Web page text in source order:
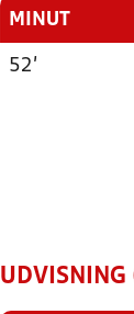
MINUT
52'
UDVISNING